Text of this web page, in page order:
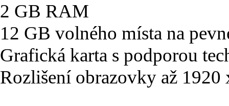
2 GB RAM
12 GB volného místa na
Grafická karta s podporou
Rozlišení obrazovky až 1920